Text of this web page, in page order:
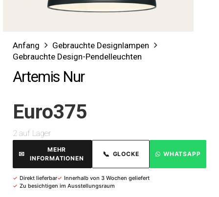
Anfang
Gebrauchte Designlampen
Gebrauchte Design-Pendelleuchten
Artemis Nur
Euro375
2 auf Lager
✉
MEHR
INFORMATIONEN
📞 GLOCKE WHATSAPP
✓ Direkt lieferbar✓ Innerhalb von 3 Wochen geliefert
✓ Zu besichtigen im Ausstellungsraum